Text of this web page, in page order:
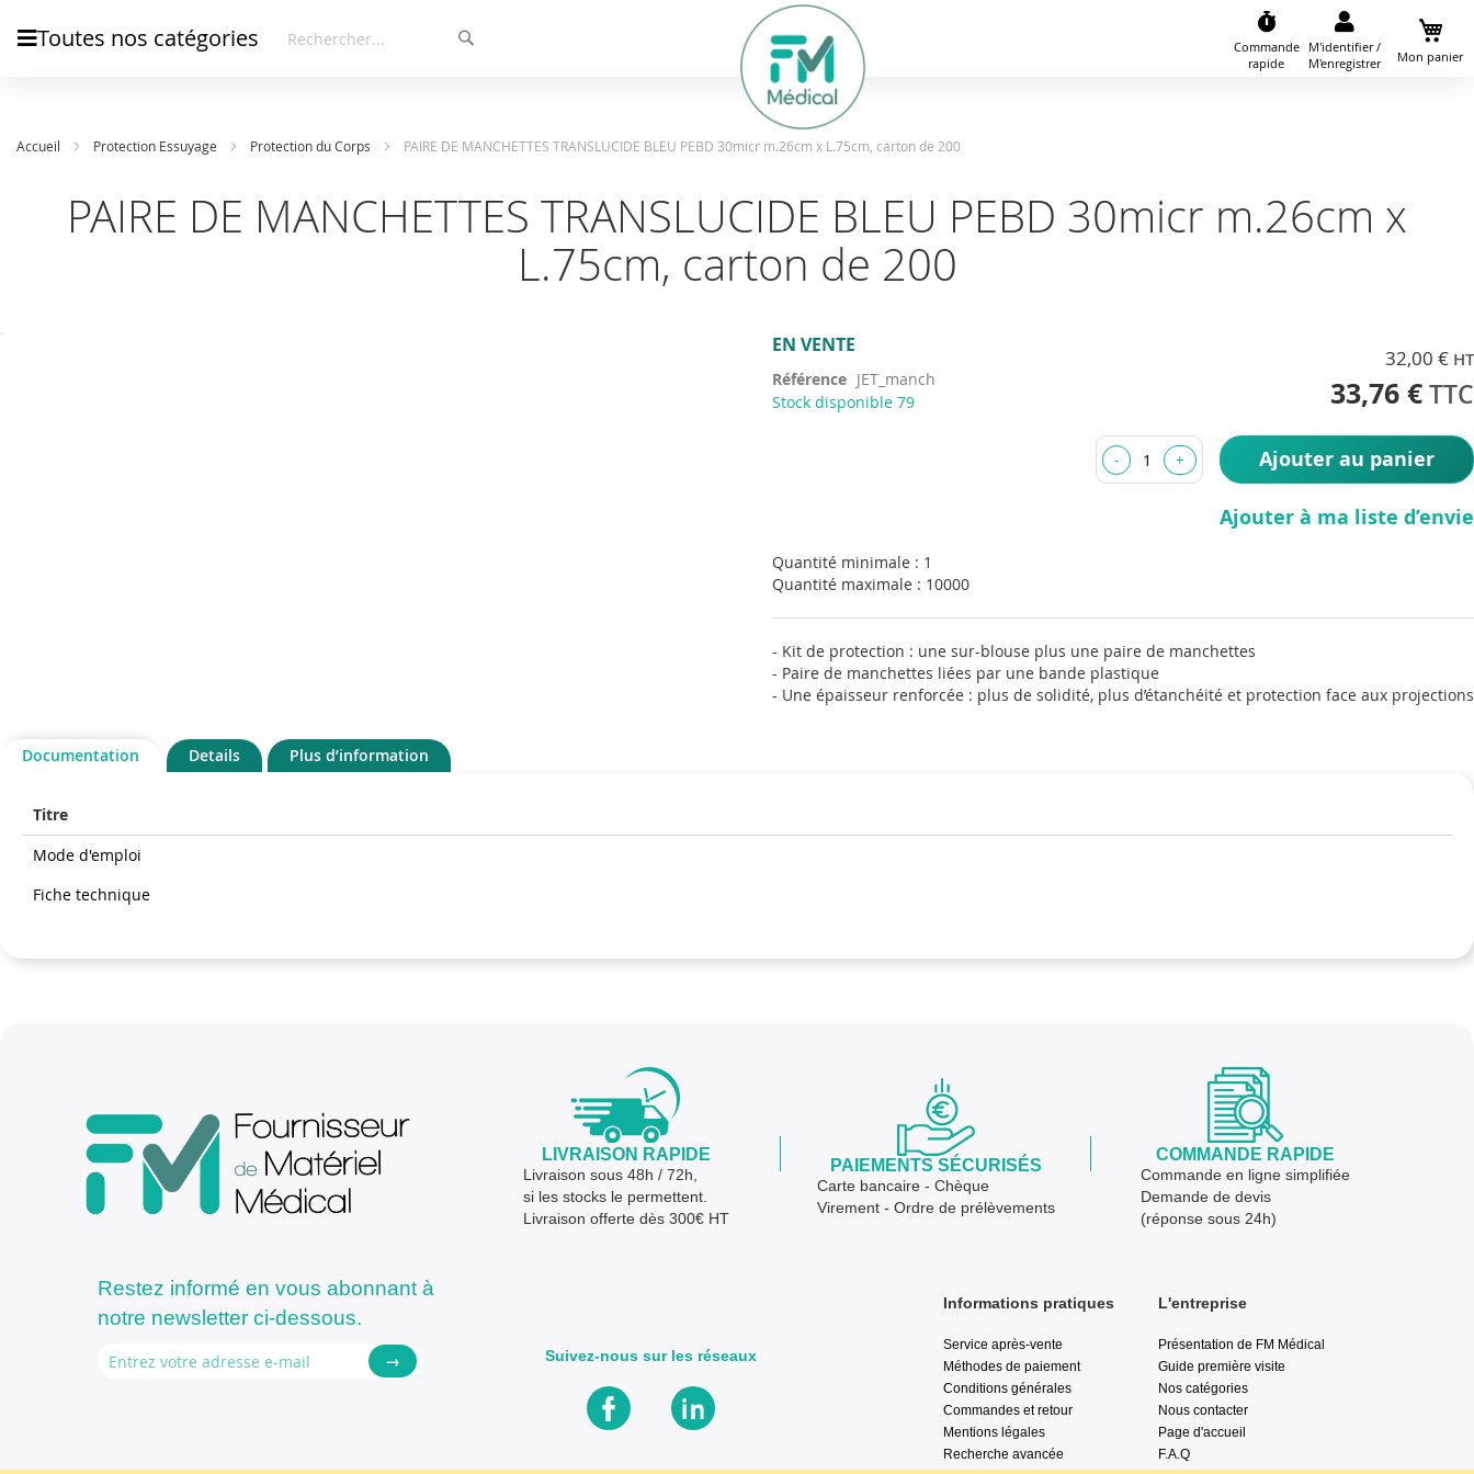
Toutes nos catégories
Commande
rapide
Mon panier
M'identifier /
M'enregistrer
Accueil Protection Essuyage Protection du Corps PAIRE DE MANCHETTES TRANSLUCIDE BLEU PEBD 30micr m.26cm x L.75cm, carton de 200
PAIRE DE MANCHETTES TRANSLUCIDE BLEU PEBD 30micr m.26cm x
L.75cm, carton de 200
EN VENTE
Référence JET_manch
Stock disponible 79
32,00 €
33,76 €
Ajouter au panier
Ajouter à ma liste d’envie
Quantité minimale : 1
Quantité maximale : 10000
- Kit de protection : une sur-blouse plus une paire de manchettes
- Paire de manchettes liées par une bande plastique
- Une épaisseur renforcée : plus de solidité, plus d’étanchéité et protection face aux projections
Documentation
Titre
Mode d'emploi
Fiche technique
Details Plus d’information
LIVRAISON RAPIDE
Livraison sous 48h / 72h,
si les stocks le permettent.
Livraison offerte dès 300€ HT
PAIEMENTS SÉCURISÉS
Carte bancaire - Chèque
Virement - Ordre de prélèvements
COMMANDE RAPIDE
Commande en ligne simplifiée
Demande de devis
(réponse sous 24h)
Restez informé en vous abonnant à
notre newsletter ci-dessous.
→
Informations pratiques
Service après-vente
Méthodes de paiement
Conditions générales
Commandes et retour
Mentions légales
Recherche avancée
L'entreprise
Présentation de FM Médical
Guide première visite
Nos catégories
Nous contacter
Page d'accueil
F.A.Q
Suivez-nous sur les réseaux